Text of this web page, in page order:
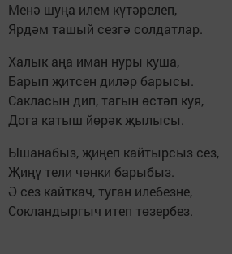
Менә шуңа илем күтәрелеп,
Ярдәм ташый сезгә солдатлар.
Халык аңа иман нуры куша,
Барып җитсен диләр барысы.
Сакласын дип, тагын өстәп куя,
Дога катыш йөрәк җылысы.
Ышанабыз, җиңеп кайтырсыз сез,
Җиңү тели чөнки барыбыз.
Ә сез кайткач, туган илебезне,
Сокландыргыч итеп төзербез.